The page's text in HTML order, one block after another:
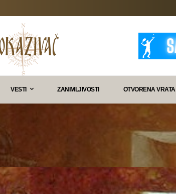
VESTI ZANIMLJIVOSTI OTVORENA VRATA